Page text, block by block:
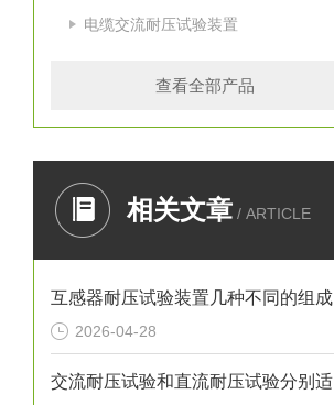
电缆交流耐压试验装置
查看全部产品
相关文章 / ARTICLE
2026-04-28